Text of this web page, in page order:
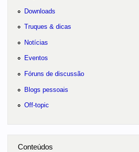
Downloads
Truques & dicas
Notícias
Eventos
Fóruns de discussão
Blogs pessoais
Off-topic
Conteúdos